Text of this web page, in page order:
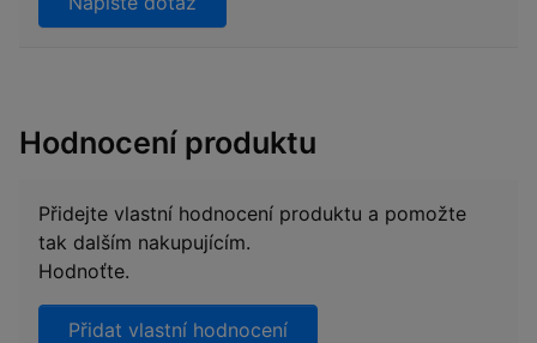
Hodnocení produktu
Přidejte vlastní hodnocení produktu a pomožte
tak dalším nakupujícím.
Hodnoťte.
Přidat vlastní hodnocení